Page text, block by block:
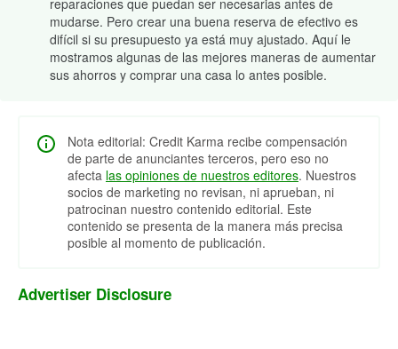
mudarse. Pero crear una buena reserva de efectivo es
difícil si su presupuesto ya está muy ajustado. Aquí le
mostramos algunas de las mejores maneras de aumentar
sus ahorros y comprar una casa lo antes posible.
Nota editorial: Credit Karma recibe compensación
de parte de anunciantes terceros, pero eso no
afecta las opiniones de nuestros editores. Nuestros
socios de marketing no revisan, ni aprueban, ni
patrocinan nuestro contenido editorial. Este
contenido se presenta de la manera más precisa
posible al momento de publicación.
Advertiser Disclosure